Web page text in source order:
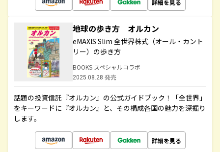
詳細を見る
地球の歩き方 オルカン
eMAXIS Slim 全世界株式（オール・カント
リー）の歩き方
BOOKS スペシャルコラボ
2025.08.28 発売
話題の投資信託『オルカン』の公式ガイドブック！「全世界」
をキーワードに『オルカン』と、その構成各国の魅力を深掘り
します。
詳細を見る